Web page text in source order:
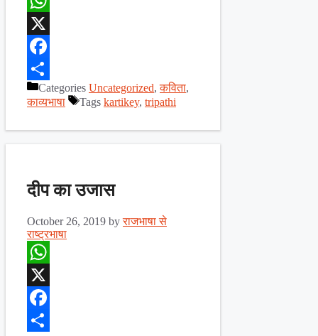
WhatsApp
X
Facebook
ShareCategories Uncategorized,कविता,
काव्यभाषा
Tags kartikey, tripathi
दीप का उजास
October 26, 2019 byराजभाषा से
राष्ट्रभाषा
WhatsApp
X
Facebook